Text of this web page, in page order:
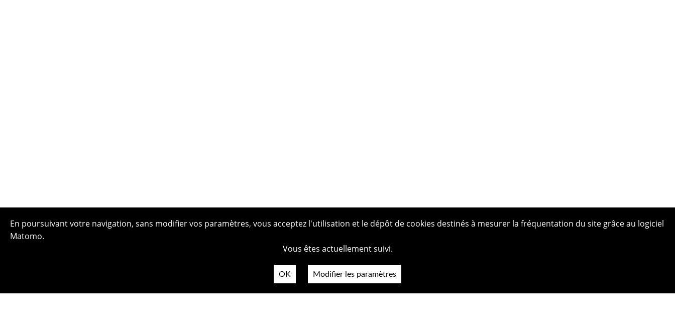
En poursuivant votre navigation, sans modifier vos paramètres, vous acceptez l'utilisation et le dépôt de cookies destinés à mesurer la fréquentation du site grâce au logiciel
Matomo.
Vous êtes actuellement suivi.
OK Modifier les paramètres